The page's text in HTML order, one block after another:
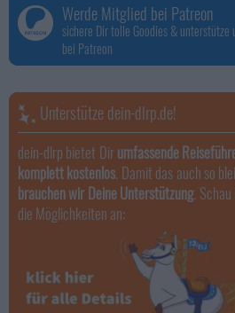
Werde Mitglied bei Patreon
sichere Dir tolle Goodies & unterstütze
bei Patreon
Unterstütze dein-dlrp.de!
dein-dlrp bietet Dirumfassende
komplett kostenlos. Damit das auch so
brauchen wir Deine Unterstützung.
die Möglichkeiten an: